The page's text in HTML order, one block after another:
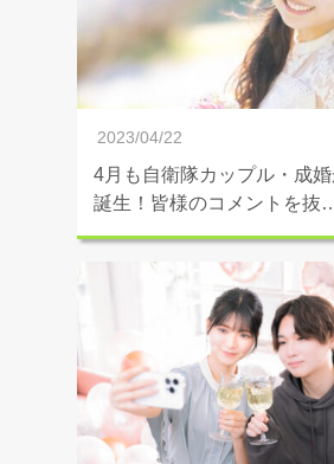
2023/04/22
4月も自衛隊カップル・成
誕生！皆様のコメントを抜